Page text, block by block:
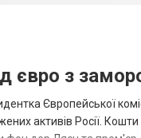
євро з
Європейської
активів Росії.